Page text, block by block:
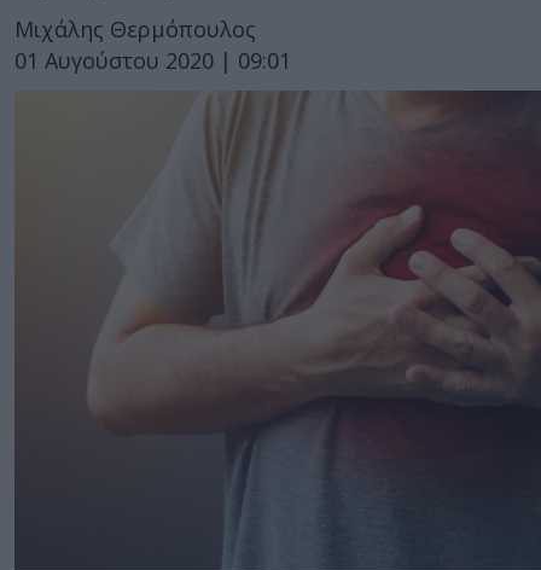
Μιχάλης Θερμόπουλος
01 Αυγούστου 2020 | 09:01